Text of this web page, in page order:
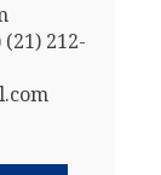
212-